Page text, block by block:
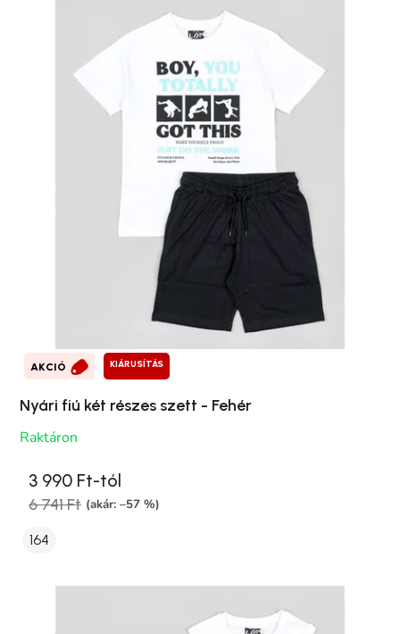
AKCIÓ KIÁRUSÍTÁS
Nyári fiú két részes szett - Fehér
Raktáron
3 990 Ft-tól
6 741 Ft (akár: –57 %)
164